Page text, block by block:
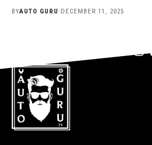
BYAUTO GURU DECEMBER 11, 2025